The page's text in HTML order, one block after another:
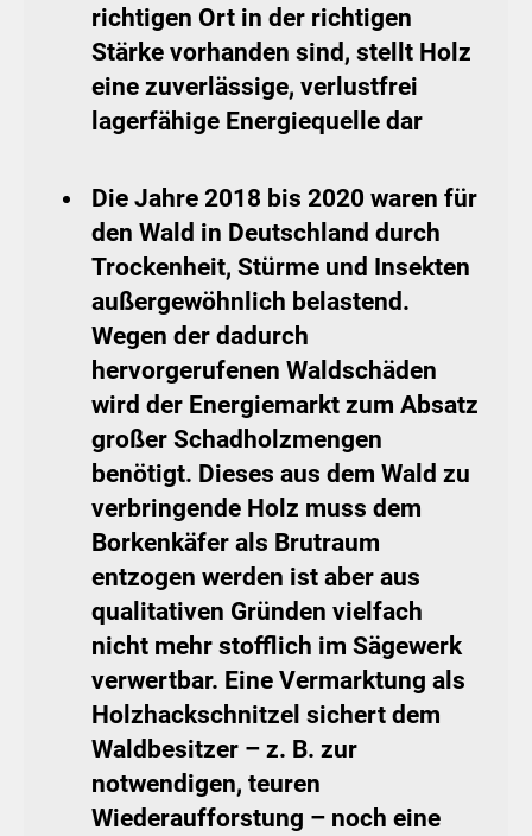
richtigen Ort in der richtigen
Stärke vorhanden sind, stellt Holz
eine zuverlässige, verlustfrei
lagerfähige Energiequelle dar
Die Jahre 2018 bis 2020 waren für
den Wald in Deutschland durch
Trockenheit, Stürme und Insekten
außergewöhnlich belastend.
Wegen der dadurch
hervorgerufenen Waldschäden
wird der Energiemarkt zum Absatz
großer Schadholzmengen
benötigt. Dieses aus dem Wald zu
verbringende Holz muss dem
Borkenkäfer als Brutraum
entzogen werden ist aber aus
qualitativen Gründen vielfach
nicht mehr stofflich im Sägewerk
verwertbar. Eine Vermarktung als
Holzhackschnitzel sichert dem
Waldbesitzer – z. B. zur
notwendigen, teuren
Wiederaufforstung – noch eine